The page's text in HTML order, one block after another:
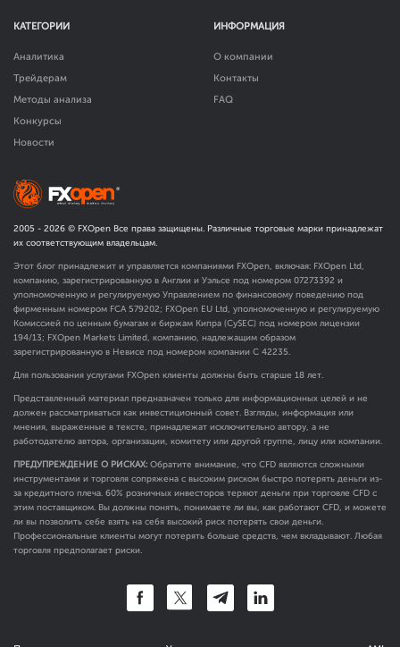
КАТЕГОРИИ
Аналитика
Трейдерам
Методы анализа
Конкурсы
Новости
ИНФОРМАЦИЯ
О компании
Контакты
FAQ
2005 - 2026 © FXOpen Все права защищены. Различные торговые марки принадлежат
их соответствующим владельцам.
Этот блог принадлежит и управляется компаниями FXOpen, включая: FXOpen Ltd,
компанию, зарегистрированную в Англии и Уэльсе под номером 07273392 и
уполномоченную и регулируемую Управлением по финансовому поведению под
фирменным номером FCA 579202; FXOpen EU Ltd, уполномоченную и регулируемую
Комиссией по ценным бумагам и биржам Кипра (CySEC) под номером лицензии
194/13; FXOpen Markets Limited, компанию, надлежащим образом
зарегистрированную в Невисе под номером компании C 42235.
Для пользования услугами FXOpen клиенты должны быть старше 18 лет.
Представленный материал предназначен только для информационных целей и не
должен рассматриваться как инвестиционный совет. Взгляды, информация или
мнения, выраженные в тексте, принадлежат исключительно автору, а не
работодателю автора, организации, комитету или другой группе, лицу или компании.
ПРЕДУПРЕЖДЕНИЕ О РИСКАХ: Обратите внимание, что CFD являются сложными
инструментами и торговля сопряжена с высоким риском быстро потерять деньги из-
за кредитного плеча. 60% розничных инвесторов теряют деньги при торговле CFD с
этим поставщиком. Вы должны понять, понимаете ли вы, как работают CFD, и можете
ли вы позволить себе взять на себя высокий риск потерять свои деньги.
Профессиональные клиенты могут потерять больше средств, чем вкладывают. Любая
торговля предполагает риски.